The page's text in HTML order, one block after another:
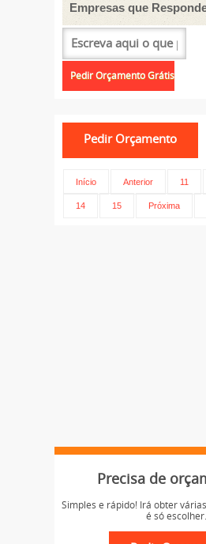
Empresas que
Início Anterior 11
14 15 Próxima
Precisa de
Simples e rápido! Irá obter
é só escolher.